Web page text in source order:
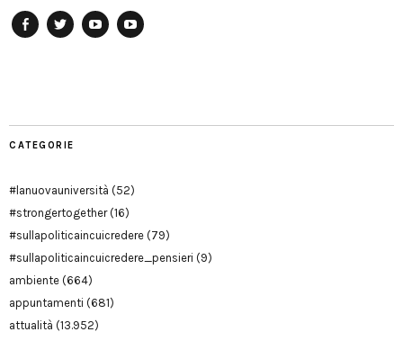
CATEGORIE
#lanuovauniversità (52)
#strongertogether(16)
#sullapoliticaincuicredere (79)
#sullapoliticaincuicredere_pensieri (9)
ambiente (664)
appuntamenti (681)
attualità (13.952)